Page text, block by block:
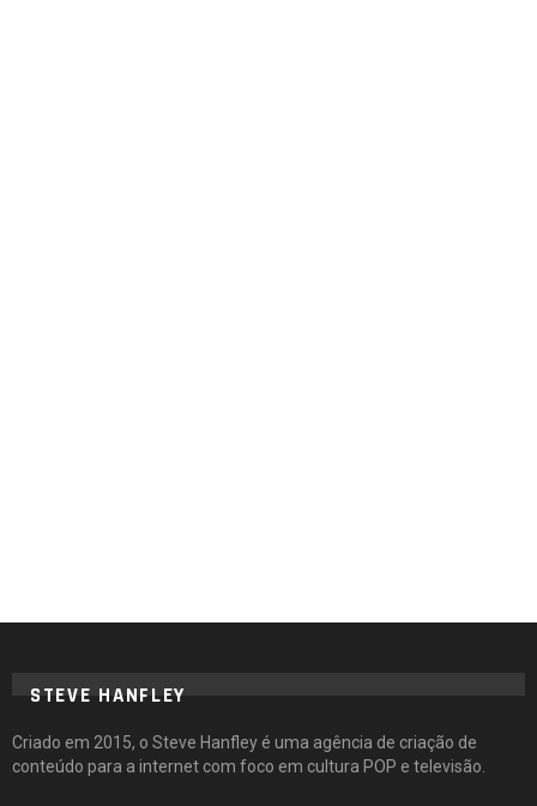
STEVE HANFLEY
Criado em 2015, o Steve Hanfley é uma agência de criação de
conteúdo para a internet com foco em cultura POP e televisão.